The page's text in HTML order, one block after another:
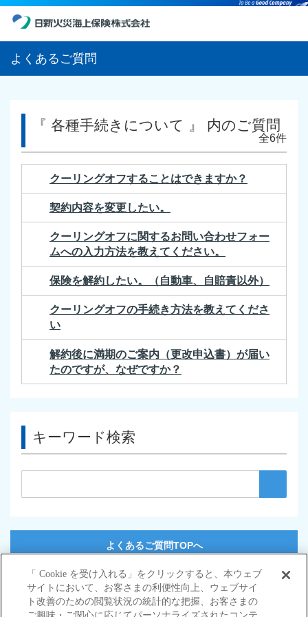
よくあるご質問
『 各種手続きについて 』 内のご質問
全6件
クーリングオフすることはできますか？
契約内容を変更したい。
クーリングオフに関するお問い合わせフォー
ムへの入力方法を教えてください。
保険を解約したい。（自動車、自賠責以外）
クーリングオフの手続き方法を教えてくださ
い
解約後に満期のご案内（更改申込書）が届い
たのですが、なぜですか？
キーワード検索
よくあるご質問TOPへ
サイトマップ
当サイトのご利用にあたって
「 Cookie を受け入れる」をクリックすると、本ウェブ
サイトにおいて、お客さまの利便性向上、ウェブサイ
ト改善のための閲覧状況の統計的な把握、お客さまの